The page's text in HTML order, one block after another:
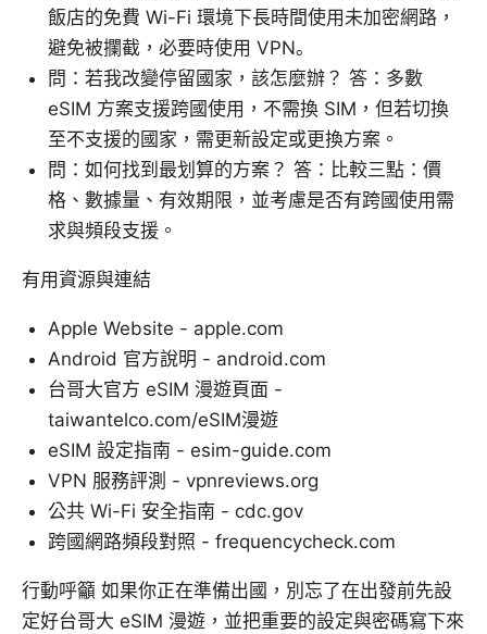
飯店的免費 Wi-Fi 環境下長時間使用未加密網路，
避免被攔截，必要時使用 VPN。
問：若我改變停留國家，該怎麼辦？ 答：多數
eSIM 方案支援跨國使用，不需換 SIM，但若切換
至不支援的國家，需更新設定或更換方案。
問：如何找到最划算的方案？ 答：比較三點：價
格、數據量、有效期限，並考慮是否有跨國使用需
求與頻段支援。
有用資源與連結
Apple Website - apple.com
Android 官方說明 - android.com
台哥大官方 eSIM 漫遊頁面 -
taiwantelco.com/eSIM漫遊
eSIM 設定指南 - esim-guide.com
VPN 服務評測 - vpnreviews.org
公共 Wi-Fi 安全指南 - cdc.gov
跨國網路頻段對照 - frequencycheck.com
行動呼籲 如果你正在準備出國，別忘了在出發前先設
定好台哥大 eSIM 漫遊，並把重要的設定與密碼寫下來